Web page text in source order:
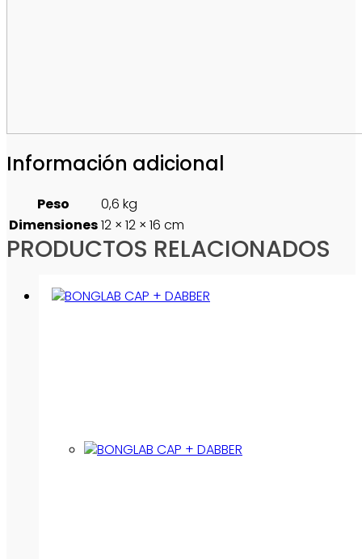
Información adicional
Peso
0,6 kg
Dimensiones12 × 12 × 16 cm
PRODUCTOS RELACIONADOS